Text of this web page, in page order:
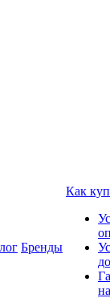
Бренды
Как